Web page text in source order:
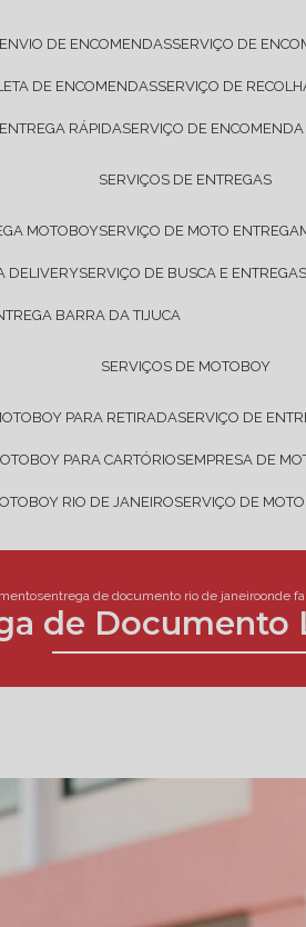
ENVIO DE ENCOMENDAS SERVIÇO DE
DE ENCOMENDAS SERVIÇO DE
ENTREGA RÁPIDA SERVIÇO DE
SERVIÇOS DE ENTREGAS
MOTOBOY SERVIÇO DE MOTO ENTREGA
DELIVERY SERVIÇO DE BUSCA E ENTREGA
BARRA DA TIJUCA
SERVIÇOS DE MOTOBOY
PARA RETIRADA SERVIÇO DE
PARA CARTÓRIOS EMPRESA DE
RIO DE JANEIRO SERVIÇO DE
entrega de documento rio de janeiroonde
de Documento